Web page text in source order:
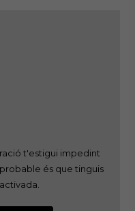
t'estigui impedint
és que tinguis